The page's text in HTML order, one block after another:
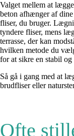
Valget mellem at
beton afhænger af dine
fliser, du bruger.
tyndere fliser, mens
terrasse, der kan
hvilken metode du
for at sikre en stabil og
Så gå i gang med at
brudfliser eller
Ofte